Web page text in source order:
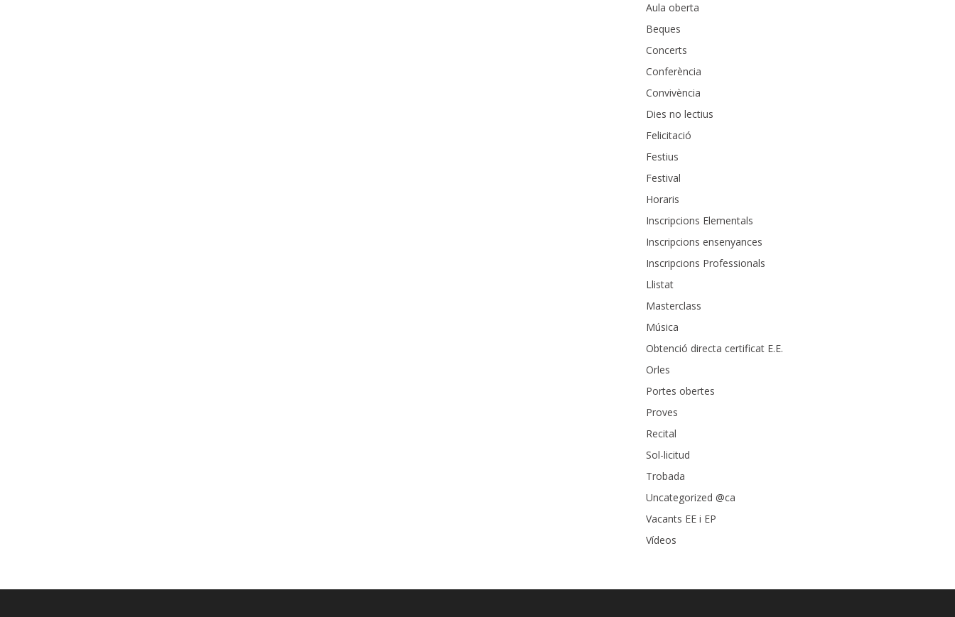
Aula oberta
Beques
Concerts
Conferència
Convivència
Dies no lectius
Felicitació
Festius
Festival
Horaris
Inscripcions Elementals
Inscripcions ensenyances
Inscripcions Professionals
Llistat
Masterclass
Música
Obtenció directa certificat E.E.
Orles
Portes obertes
Proves
Recital
Sol-licitud
Trobada
Uncategorized @ca
Vacants EE i EP
Vídeos